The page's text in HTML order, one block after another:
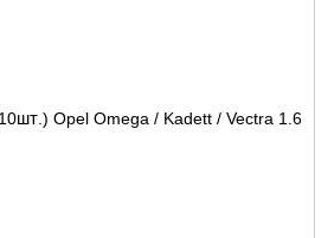
Opel Omega / Kadett / Vectra 1.6